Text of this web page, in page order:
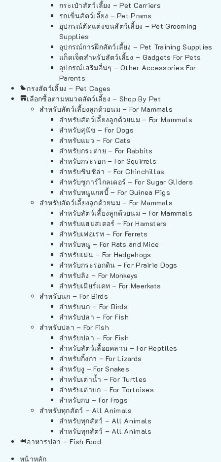
กระเป๋าสัตว์เลี้ยง – Pet Carriers
รถเข็นสัตว์เลี้ยง – Pet Prams
อุปกรณ์ตัดแต่งขนสัตว์เลี้ยง – Pet Grooming
Supplies
อุปกรณ์การฝึกสัตว์เลี้ยง – Pet Training Supplies
แก็ดเจ็ตสำหรับสัตว์เลี้ยง – Gadgets For Pets
อุปกรณ์เสริมอื่นๆ – Other Accessories For
Parents
กรงสัตว์เลี้ยง – Pet Cages
เลือกซื้อตามหมวดสัตว์เลี้ยง – Shop By Pet
สำหรับสัตว์เลี้ยงลูกด้วยนม – For Mammals
สำหรับสัตว์เลี้ยงลูกด้วยนม – For Mammals
สำหรับสุนัข – For Dogs
สำหรับแมว – For Cats
สำหรับกระต่าย – For Rabbits
สำหรับกระรอก – For Squirrels
สำหรับชินชิล่า – For Chinchillas
สำหรับชูการ์ไกลเดอร์ – For Sugar Gliders
สำหรับหนูแกสบี้ – For Guinea Pigs
สำหรับสัตว์เลี้ยงลูกด้วยนม – For Mammals
สำหรับสัตว์เลี้ยงลูกด้วยนม – For Mammals
สำหรับแฮมสเตอร์ – For Hamsters
สำหรับเฟอเรท – For Ferrets
สำหรับหนู – For Rats and Mice
สำหรับเม่น – For Hedgehogs
สำหรับกระรอกดิน – For Prairie Dogs
สำหรับลิง – For Monkeys
สำหรับเมียร์แคท – For Meerkats
สำหรับนก – For Birds
สำหรับนก – For Birds
สำหรับปลา – For Fish
สำหรับปลา – For Fish
สำหรับปลา – For Fish
สำหรับสัตว์เลื้อยคลาน – For Reptiles
สำหรับกิ้งก่า – For Lizards
สำหรับงู – For Snakes
สำหรับเต่าน้ำ – For Turtles
สำหรับเต่าบก – For Tortoises
สำหรับกบ – For Frogs
สำหรับทุกสัตว์ – All Animals
สำหรับทุกสัตว์ – All Animals
สำหรับทุกสัตว์ – All Animals
อาหารปลา – Fish Food
หน้าหลัก